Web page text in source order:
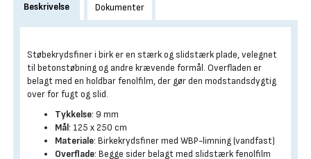
Beskrivelse Dokumenter
Støbekrydsfiner i birk er en stærk og slidstærk plade, velegnet
til betonstøbning og andre krævende formål. Overfladen er
belagt med en holdbar fenolfilm, der gør den modstandsdygtig
over for fugt og slid.
Tykkelse: 9 mm
Mål: 125 x 250 cm
Materiale: Birkekrydsfiner med WBP-limning (vandfast)
Overflade: Begge sider belagt med slidstærk fenolfilm